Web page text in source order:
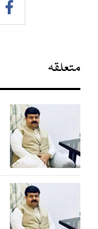
متعلقہ